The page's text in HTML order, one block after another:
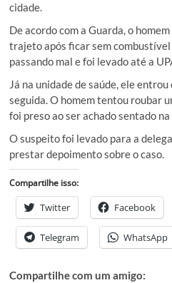
cidade.
De acordo com a Guarda, o
trajeto após ficar sem
passando mal e foi levado até a
Já na unidade de saúde, ele
seguida. O homem tentou roubar
foi preso ao ser achado sentado
O suspeito foi levado para a
prestar depoimento sobre o caso.
Compartilhe isso:
Twitter Facebook
Telegram WhatsApp
Compartilhe com um amigo: